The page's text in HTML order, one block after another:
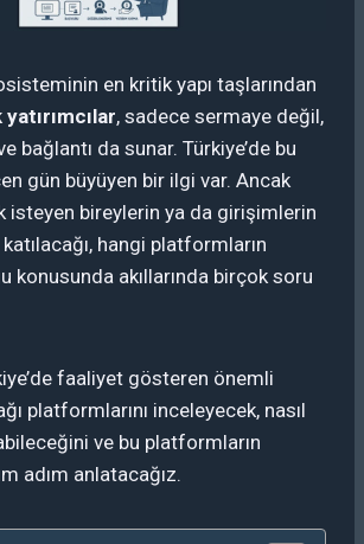
en kritik yapı taşlarından
, sadece sermaye değil,
bağlantı da sunar. Türkiye’de bu
gün büyüyen bir ilgi var. Ancak
isteyen bireylerin ya da girişimlerin
hangi platformların
konusunda akıllarında birçok soru
faaliyet gösteren önemli
platformlarını inceleyecek, nasıl
ve bu platformların
adım anlatacağız.